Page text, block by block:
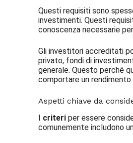
Questi requisiti sono
investimenti. Questi
conoscenza necessarie
Gli investitori accreditati
privato, fondi di
generale. Questo perché
comportare un rendimento
Aspetti chiave da
I criteri per essere
comunemente includono